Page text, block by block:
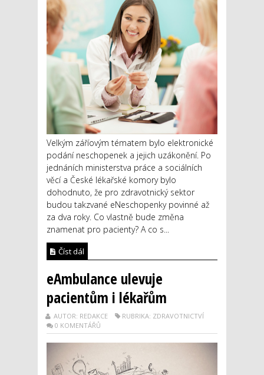
Velkým záříovým tématem bylo elektronické
podání neschopenek a jejich uzákonění. Po
jednáních ministerstva práce a sociálních
věcí a České lékařské komory bylo
dohodnuto, že pro zdravotnický sektor
budou takzvané eNeschopenky povinné až
za dva roky. Co vlastně bude změna
znamenat pro pacienty? A co s...
Číst dál
eAmbulance ulevuje
pacientům i lékařům
AUTOR: REDAKCE
RUBRIKA: ZDRAVOTNICTVÍ
0 KOMENTÁŘŮ